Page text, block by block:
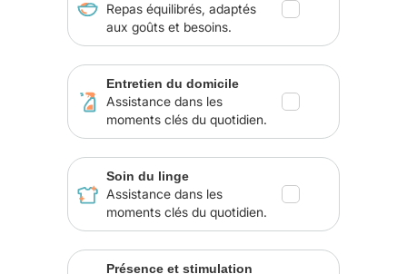
Repas équilibrés, adaptés
aux goûts et besoins.
Entretien du domicile
Assistance dans les
moments clés du quotidien.
Soin du linge
Assistance dans les
moments clés du quotidien.
Présence et stimulation